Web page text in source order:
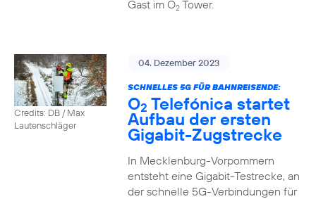
Gast im O2Tower.
Credits: DB / Max
Lautenschläger
04. Dezember 2023
SCHNELLES 5G FÜR BAHNREISENDE:
O2 Telefónica startet
Aufbau der ersten
Gigabit-Zugstrecke
In Mecklenburg-Vorpommern
entsteht eine Gigabit-Testrecke, an
der schnelle 5G-Verbindungen für